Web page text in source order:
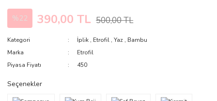
%22 390,00 TL 500,00 TL
Kategori İplik , Etrofil,Yaz , Bambu
Marka
Etrofil
Piyasa Fiyatı
450
Seçenekler